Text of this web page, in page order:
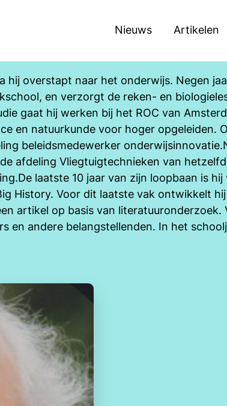
Nieuws Artikelen
overstapt naar het onderwijs. Negen
en verzorgt de reken- en
gaat hij werken bij het ROC van
en natuurkunde voor hoger opgeleiden.
beleidsmedewerker
afdeling Vliegtuigtechnieken van
laatste 10 jaar van zijn loopbaan is
History. Voor dit laatste vak ontwikkelt hij
artikel op basis van literatuuronderzoek.
en andere belangstellenden. In het